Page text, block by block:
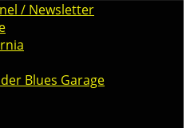
/ Newsletter
Blues Garage